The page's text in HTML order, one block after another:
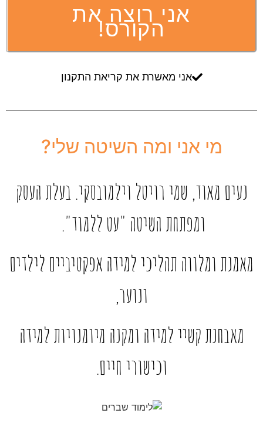
אני רוצה את
הקורס!
אני מאשרת את קריאת התקנון
מי אני ומה השיטה שלי?
נעים מאוד, שמי רויטל וילמובסקי. בעלת העסק
ומפתחת השיטה "עט ללמוד".
מאמנת ומלווה תהליכי למידה אפקטיביים לילדים
ונוער,
מאבחנת קשיי למידה ומקנה מיומנויות למידה
וכישורי חיים.